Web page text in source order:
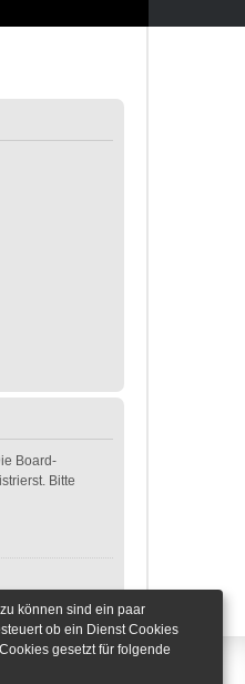
Board-
Bitte
können sind ein paar
ob ein Dienst Cookies
gesetzt für folgende